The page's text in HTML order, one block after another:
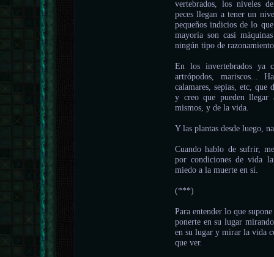
vertebrados, los niveles
peces llegan a tener un
pequeños indicios de lo
mayoría son casi
ningún tipo de
En los invertebrados ya
artrópodos, mariscos...
calamares, sepias, etc, que
y creo que pueden llegar
mismos, y de la vida.
Y las plantas desde luego,
Cuando hablo de sufrir,
por condiciones de vida
miedo a la muerte en sí.
(***)
Para entender lo que
ponerte en su lugar
en su lugar y mirar la vida
que ver.